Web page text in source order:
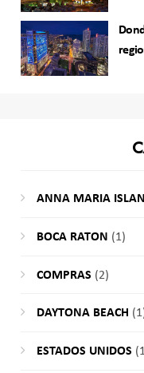
ANNA MARIA
BOCA RATON (1)
COMPRAS (2)
DAYTONA BEACH
ESTADOS UNIDOS